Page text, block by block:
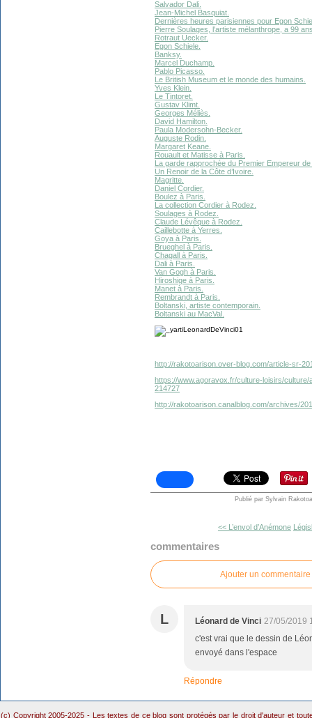
Salvador Dali.
Jean-Michel Basquiat.
Dernières heures parisiennes pour Egon
Pierre Soulages, l'artiste mélanthrope, a 99
Rotraut Uecker.
Egon Schiele.
Banksy.
Marcel Duchamp.
Pablo Picasso.
Le British Museum et le monde des humains.
Yves Klein.
Le Tintoret.
Gustav Klimt.
Georges Méliès.
David Hamilton.
Paula Modersohn-Becker.
Auguste Rodin.
Margaret Keane.
Rouault et Matisse à Paris.
La garde rapprochée du Premier Empereur de
Un Renoir de la Côte d’Ivoire.
Magritte.
Daniel Cordier.
Boulez à Paris.
La collection Cordier à Rodez.
Soulages à Rodez.
Claude Lévêque à Rodez.
Caillebotte à Yerres.
Goya à Paris.
Brueghel à Paris.
Chagall à Paris.
Dali à Paris.
Van Gogh à Paris.
Hiroshige à Paris.
Manet à Paris.
Rembrandt à Paris.
Boltanski, artiste contemporain.
Boltanski au MacVal.
http://rakotoarison.over-blog.com/article-sr-
https://www.agoravox.fr/culture-loisirs/
214727
http://rakotoarison.canalblog.com/archives/
Publié par Sylvain
<< L’envol d’Anémone
commentaires
Ajouter un commentaire
L Léonard de Vinci 27/05/2019
c'est vrai que le dessin de
envoyé dans l'espace
Répondre
(c) Copyright 2005-2025 - Les textes de ce blog sont protégés par le droit d'auteur et